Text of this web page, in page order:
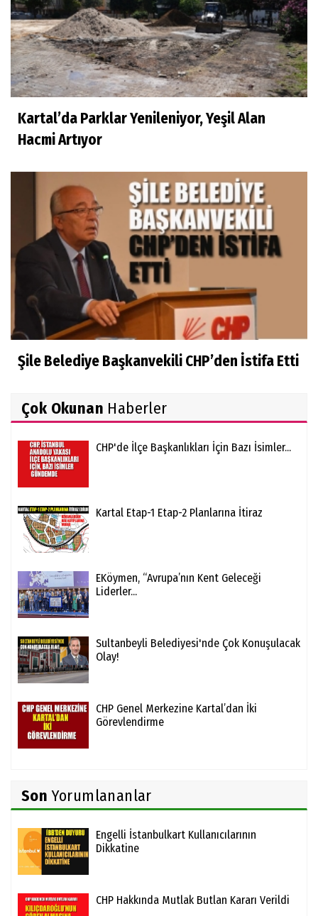
Kartal’da Parklar Yenileniyor, Yeşil Alan
Hacmi Artıyor
Şile Belediye Başkanvekili CHP’den İstifa Etti
Çok Okunan Haberler
CHP'de İlçe Başkanlıkları İçin Bazı İsimler...
Kartal Etap-1 Etap-2 Planlarına İtiraz
EKöymen, “Avrupa’nın Kent Geleceği
Liderler...
Sultanbeyli Belediyesi'nde Çok Konuşulacak
Olay!
CHP Genel Merkezine Kartal’dan İki
Görevlendirme
Son Yorumlananlar
Engelli İstanbulkart Kullanıcılarının
Dikkatine
CHP Hakkında Mutlak Butlan Kararı Verildi